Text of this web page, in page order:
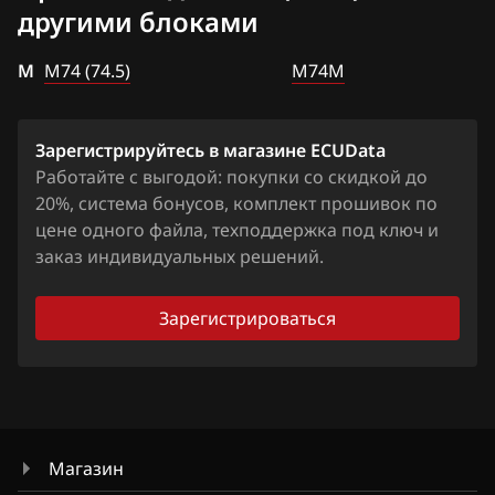
Chrysler
Citroen
Daewoo
DAF
Derways
FAW
М75
М86 CNG
М86 ПО Итэлма
Я5.1.(x)
Я72
Я72+
Niva Travel_P3P (415.3763.000-02)
Vesta_21129-95 (415.3763.000-02)
Vesta_21129CVT (415.3763.000-02)
Vesta_21179 (415.3763.000-02)
Vesta_21179CVT (415.3763.000-02)
другими блоками
М М74 (74.5) М74М
Зарегистрируйтесь в магазине ECUData
Работайте с выгодой: покупки со скидкой до
20%, система бонусов, комплект прошивок по
цене одного файла, техподдержка под ключ и
заказ индивидуальных решений.
Зарегистрироваться
Магазин